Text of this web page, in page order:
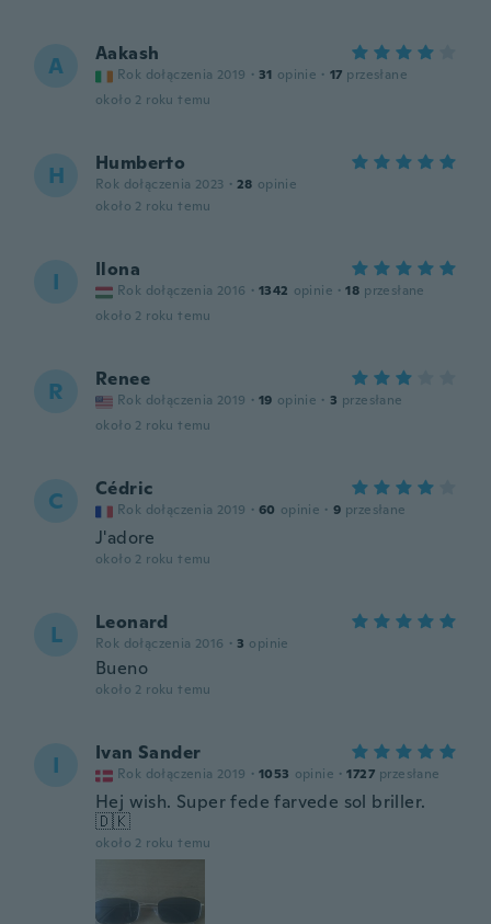
A Aakash
Rok dołączenia 2019 · 31 opinie · 17 przesłane
około 2 roku temu
H Humberto
Rok dołączenia 2023 · 28 opinie
około 2 roku temu
I Ilona
Rok dołączenia 2016 · 1342 opinie · 18 przesłane
około 2 roku temu
R Renee
Rok dołączenia 2019 · 19 opinie · 3 przesłane
około 2 roku temu
C Cédric
Rok dołączenia 2019 · 60 opinie · 9 przesłane
J'adore
około 2 roku temu
L Leonard
Rok dołączenia 2016 · 3 opinie
Bueno
około 2 roku temu
I Ivan Sander
Rok dołączenia 2019 · 1053 opinie · 1727 przesłane
Hej wish. Super fede farvede sol briller.
🇩🇰
około 2 roku temu